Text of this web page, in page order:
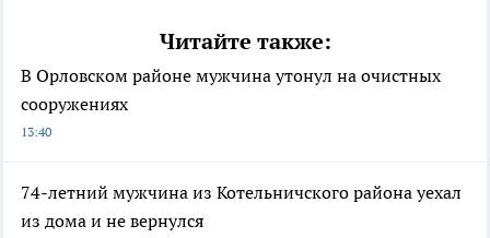
Читайте также:
В Орловском районе мужчина утонул на очистных
сооружениях
13:40
74-летний мужчина из Котельничского района уехал
из дома и не вернулся